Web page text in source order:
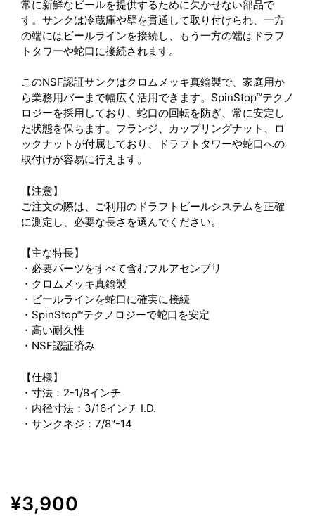
常に新鮮なビールを提供するために欠かせない部品で
す。サンクは冷蔵庫や壁を貫通して取り付けられ、一方
の端にはビールラインを接続し、もう一方の端はドラフ
トタワーや蛇口に接続されます。
このNSF認証サンクはクロムメッキ真鍮製で、家庭用か
ら業務用バーまで幅広く活用できます。SpinStop™テクノ
ロジーを採用しており、蛇口の回転を防ぎ、常に安定し
た状態を保ちます。フランジ、カップリングナット、ロ
ックナットが付属しており、ドラフトタワーや蛇口への
取付けが容易に行えます。
【注意】
ご注文の際は、ご利用のドラフトビールシステムを正確
に測定し、必要な長さを選んでください。
【主な特長】
・必要パーツをすべて含むフルアセンブリ
・クロムメッキ真鍮製
・ビールラインを蛇口に確実に接続
・SpinStop™テクノロジーで蛇口を安定
・高い耐久性
・NSF認証済み
【仕様】
・寸法：2-1/8インチ
・内径寸法：3/16インチ I.D.
・サンクネジ：7/8"-14
販
¥3,900